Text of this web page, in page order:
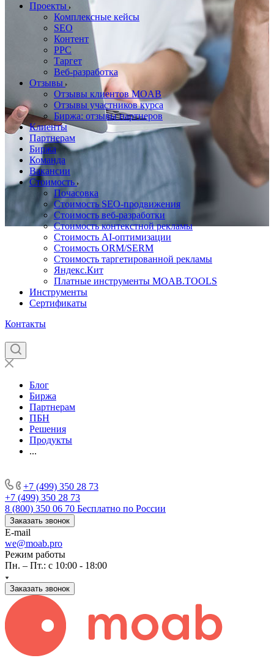
Проекты
Комплексные кейсы
SEO
Контент
PPC
Таргет
Веб-разработка
Отзывы
Отзывы клиентов MOAB
Отзывы участников курса
Биржа: отзывы партнеров
Клиенты
Партнерам
Биржа
Команда
Вакансии
Стоимость
Почасовка
Стоимость SEO-продвижения
Стоимость веб-разработки
Стоимость контекстной рекламы
Стоимость AI-оптимизации
Стоимость ORM/SERM
Стоимость таргетированной рекламы
Яндекс.Кит
Платные инструменты MOAB.TOOLS
Инструменты
Сертификаты
Контакты
Блог
Биржа
Партнерам
ПБН
Решения
Продукты
...
+7 (499) 350 28 73
+7 (499) 350 28 73
8 (800) 350 06 70 Бесплатно по России
Заказать звонок
E-mail
we@moab.pro
Режим работы
Пн. – Пт.: с 10:00 - 18:00
Заказать звонок